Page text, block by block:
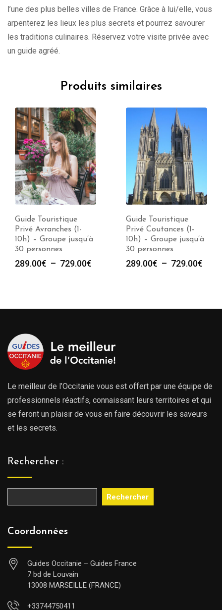
l’une des plus belles villes de France. Grâce à lui/elle, vous
arpenterez les lieux les plus secrets et pourrez savourer
les traditions culinaires. Réservez votre visite privée avec
un guide agréé.
Produits similaires
Guide Touristique
Privé Avranches (1-
10h) – Groupe jusqu’à
30 personnes
289.00€ – 729.00€
à
Guide Touristique
Privé Coutances (1-
10h) – Groupe jusqu’à
30 personnes
289.00€ – 729.00€
à
Le meilleur de l’Occitanie vous est offert par une équipe de
professionnels réactifs, connaissant leurs territoires et qui
se feront un plaisir de vous en faire découvrir les saveurs
et les secrets.
Rechercher :
Rechercher
Coordonnées
Guides Occitanie – Guides France
7 bd de Louvain
13008 MARSEILLE (FRANCE)
+33744750411